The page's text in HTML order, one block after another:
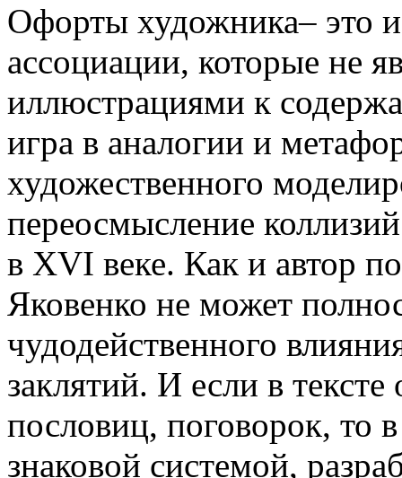
Офорты художника– это
ассоциации, которые не
иллюстрациями к
игра в аналогии и
художественного
переосмысление
в XVI веке. Как и автор
Яковенко не может
чудодейственного
заклятий. И если в
пословиц, поговорок, то
знаковой системой,